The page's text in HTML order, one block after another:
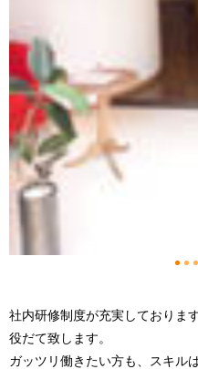
12
社内研修制度が充実しておりま
役だて致します。
ガッツリ働きたい方も、スキル